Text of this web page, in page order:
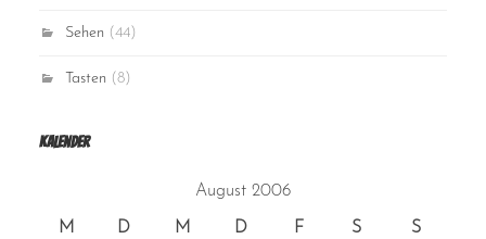
Sehen (44)
Tasten (8)
Kalender
August 2006
M D M D F S S